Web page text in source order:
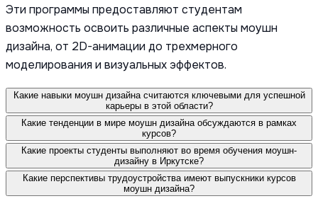
Эти программы предоставляют студентам
возможность освоить различные аспекты моушн
дизайна, от 2D-анимации до трехмерного
моделирования и визуальных эффектов.
Какие навыки моушн дизайна считаются ключевыми для успешной
карьеры в этой области?
Какие тенденции в мире моушн дизайна обсуждаются в рамках
курсов?
Какие проекты студенты выполняют во время обучения моушн-
дизайну в Иркутске?
Какие перспективы трудоустройства имеют выпускники курсов
моушн дизайна?